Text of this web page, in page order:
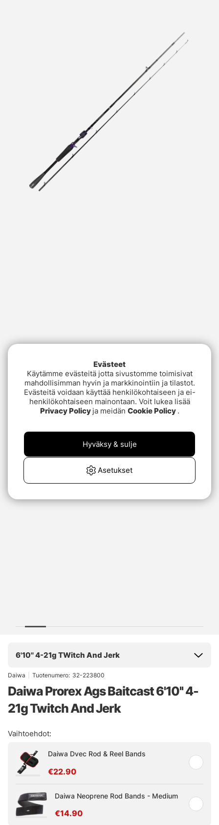
6'10'' 4-21g TWitch And Jerk
Daiwa Tuotenumero: 32-223800
Daiwa Prorex Ags Baitcast 6'10'' 4-
21g Twitch And Jerk
Vaihtoehdot:
Daiwa Dvec Rod & Reel Bands
€22.90
Daiwa Neoprene Rod Bands - Medium
€14.90
Evästeet
Käytämme evästeitä jotta sivustomme toimisivat
mahdollisimman hyvin ja markkinointiin ja tilastot.
Evästeitä voidaan käyttää henkilökohtaiseen ja ei-
henkilökohtaiseen mainontaan. Voit lukea lisää
Privacy Policy ja meidän Cookie Policy .
Asetukset
Hyväksy & sulje